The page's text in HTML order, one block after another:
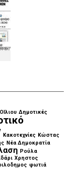
στη
όπως
και από τις
ορατό έργο.
έργο, με
στα χρήματα
Δημοτικές
Κακοτεχνίες Κώστας
Νέα Δημοκρατία
Ρούλα
Χρηστος
φωτιά